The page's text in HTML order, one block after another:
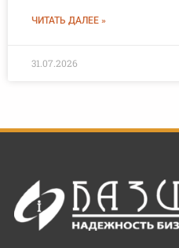
ЧИТАТЬ ДАЛЕЕ »
31.07.2026